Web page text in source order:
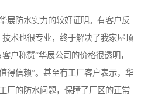
展防水实力的较好证明。有客户反
术也很专业，终于解决了我家屋顶
户称赞“华展公司的价格很透明，
得信赖”。甚至有工厂客户表示，华
厂的防水问题，保障了厂区的正常